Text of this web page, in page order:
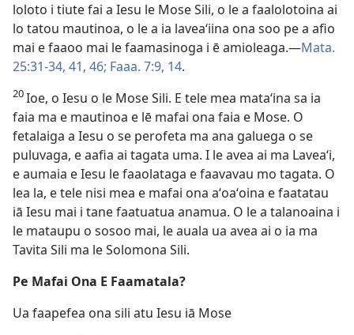
loloto i tiute fai a Iesu le Mose Sili, o le a faalolotoina ai
lo tatou mautinoa, o le a ia laveaʻiina ona soo pe a afio
mai e faaoo mai le faamasinoga i ē amioleaga.—Mata.
25:31-34, 41, 46; Faaa. 7:9, 14.
20Ioe, o Iesu o le Mose Sili. E tele mea mataʻina sa ia
faia ma e mautinoa e lē mafai ona faia e Mose. O
fetalaiga a Iesu o se perofeta ma ana galuega o se
puluvaga, e aafia ai tagata uma. I le avea ai ma Laveaʻi,
e aumaia e Iesu le faaolataga e faavavau mo tagata. O
lea la, e tele nisi mea e mafai ona aʻoaʻoina e faatatau
iā Iesu mai i tane faatuatua anamua. O le a talanoaina i
le mataupu o sosoo mai, le auala ua avea ai o ia ma
Tavita Sili ma le Solomona Sili.
Pe Mafai Ona E Faamatala?
Ua faapefea ona sili atu Iesu iā Mose